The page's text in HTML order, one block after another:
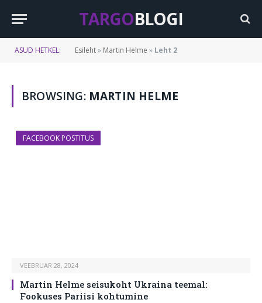
TARGOBLOGI
ASUD HETKEL: Esileht» Martin Helme » Leht 2
BROWSING: MARTIN HELME
FACEBOOK POSTITUS
VEEBRUAR 28, 2024
Martin Helme seisukoht Ukraina teemal:
Fookuses Pariisi kohtumine